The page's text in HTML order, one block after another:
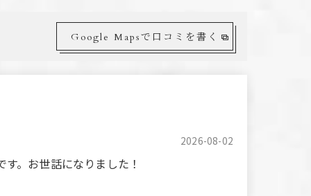
Google Mapsで口コミを書く
2026-08-02
。お世話になりました！